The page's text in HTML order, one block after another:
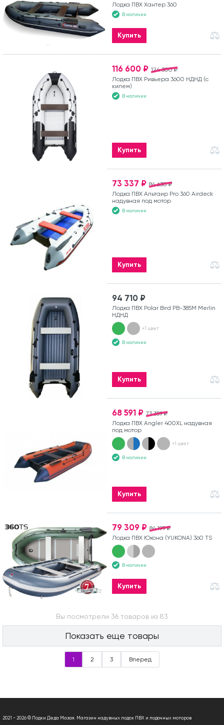
Лодка ПВХ Хантер 360
В наличии
Купить
124 300 ₽
116 600 ₽
Лодка ПВХ Ривьера 3600 НДНД (с
килем)
В наличии
Купить
84 630 ₽
73 337 ₽
Лодка ПВХ Альтаир Pro 360 Airdeck
надувная под мотор
В наличии
Купить
94 710 ₽
Лодка ПВХ Polar Bird PB-385M Merlin
НДНД
+1 цвет
В наличии
Купить
73 359 ₽
68 591 ₽
Лодка ПВХ Angler 400XL надувная
под мотор
+1 цвет
В наличии
Купить
84 199 ₽
79 309 ₽
Лодка ПВХ Юкона (YUKONA) 360 TS
В наличии
Купить
Вы посмотрели 36 товаров из 83
Показать еще товары
1 2 3 Вперед
2021 - 2026 © Лодки Деда Мазая. Магазин надувных лодок ПВХ и лодочных моторов